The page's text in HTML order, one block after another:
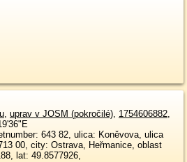
, uprav v JOSM (pokročilé), 1754606882,
643 82, ulica: Koněvova, ulica
Ostrava, Heřmanice, oblast
lat: 49.8577926,